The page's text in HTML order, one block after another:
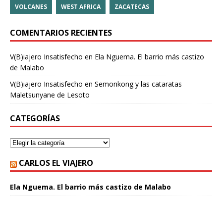
VOLCANES WEST AFRICA ZACATECAS
COMENTARIOS RECIENTES
V(B)iajero Insatisfecho en Ela Nguema. El barrio más castizo
de Malabo
V(B)iajero Insatisfecho en Semonkong y las cataratas
Maletsunyane de Lesoto
CATEGORÍAS
CARLOS EL VIAJERO
Ela Nguema. El barrio más castizo de Malabo